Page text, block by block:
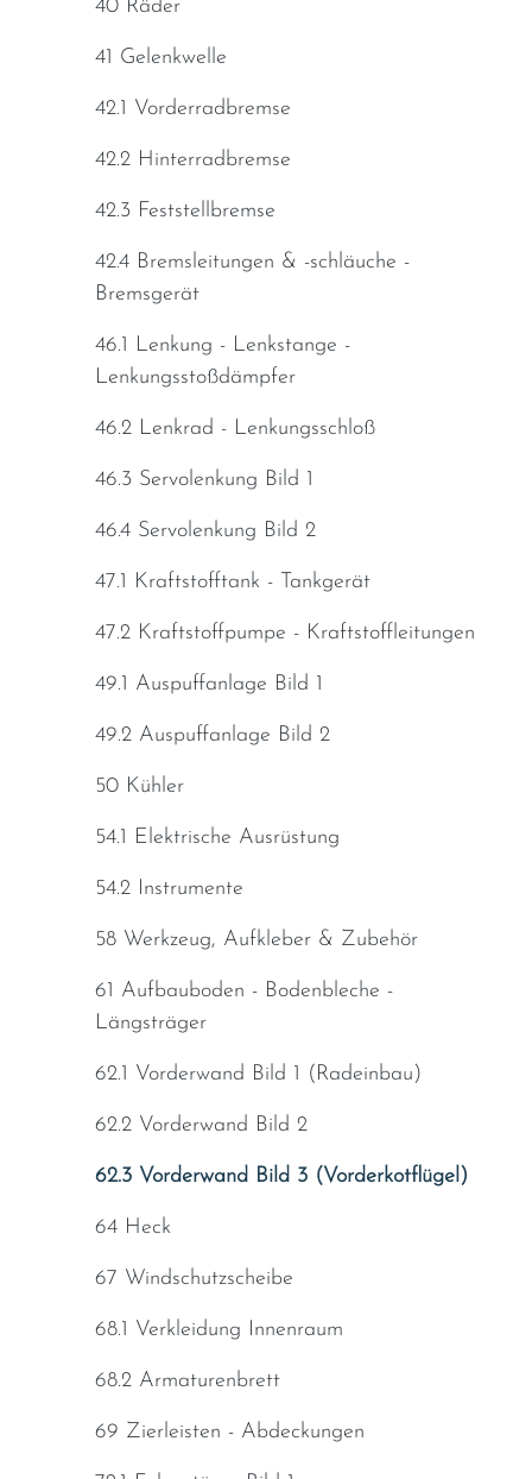
40 Räder
41 Gelenkwelle
42.1 Vorderradbremse
42.2 Hinterradbremse
42.3 Feststellbremse
42.4 Bremsleitungen & -schläuche -
Bremsgerät
46.1 Lenkung - Lenkstange -
Lenkungsstoßdämpfer
46.2 Lenkrad - Lenkungsschloß
46.3 Servolenkung Bild 1
46.4 Servolenkung Bild 2
47.1 Kraftstofftank - Tankgerät
47.2 Kraftstoffpumpe - Kraftstoffleitungen
49.1 Auspuffanlage Bild 1
49.2 Auspuffanlage Bild 2
50 Kühler
54.1 Elektrische Ausrüstung
54.2 Instrumente
58 Werkzeug, Aufkleber & Zubehör
61 Aufbauboden - Bodenbleche -
Längsträger
62.1 Vorderwand Bild 1 (Radeinbau)
62.2 Vorderwand Bild 2
62.3 Vorderwand Bild 3 (Vorderkotflügel)
64 Heck
67 Windschutzscheibe
68.1 Verkleidung Innenraum
68.2 Armaturenbrett
69 Zierleisten - Abdeckungen